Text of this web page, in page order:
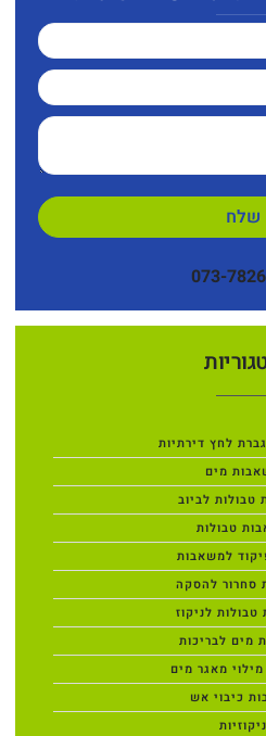
שלח
073-
לחץ דירתיות
מים
טבולות לביוב
טבולות
למשאבות
סחרור להסקה
לניקוז
מים לבריכות
מאגר מים
כיבוי אש
ניקוזיות